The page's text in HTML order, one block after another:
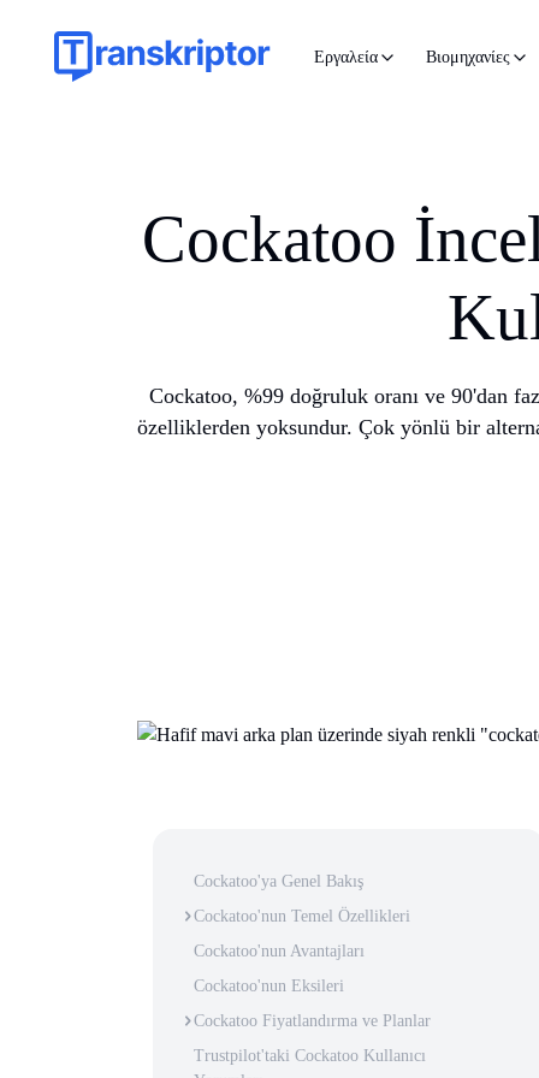
Εργαλεία Βιομηχανίες
Cockatoo
Cockatoo, %99 doğruluk oranı ve 90'dan
özelliklerden yoksundur. Çok yönlü bir
Cockatoo'ya Genel Bakış
Cockatoo'nun Temel Özellikleri
Cockatoo'nun Avantajları
Cockatoo'nun Eksileri
Cockatoo Fiyatlandırma ve Planlar
Trustpilot'taki Cockatoo Kullanıcı